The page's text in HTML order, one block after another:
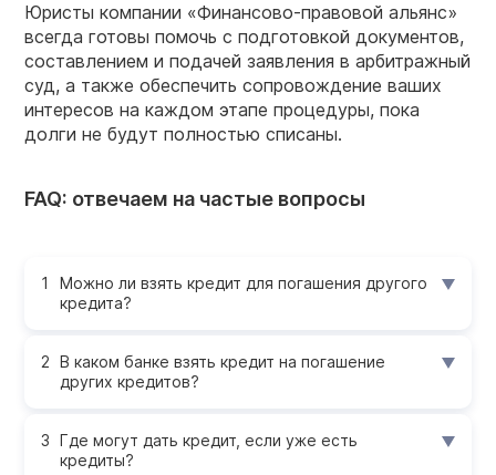
Юристы компании «Финансово-правовой альянс»
всегда готовы помочь с подготовкой документов,
составлением и подачей заявления в арбитражный
суд, а также обеспечить сопровождение ваших
интересов на каждом этапе процедуры, пока
долги не будут полностью списаны.
FAQ: отвечаем на частые вопросы
Можно ли взять кредит для погашения другого
кредита?
В каком банке взять кредит на погашение
других кредитов?
Где могут дать кредит, если уже есть
кредиты?